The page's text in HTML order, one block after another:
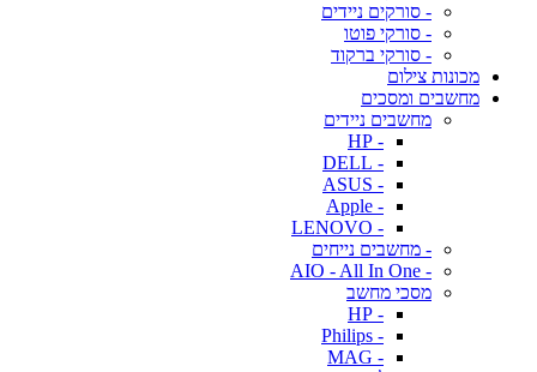
- סורקים ניידים
- סורקי פוטו
- סורקי ברקוד
מכונות צילום
מחשבים ומסכים
מחשבים ניידים
- HP
- DELL
- ASUS
- Apple
- LENOVO
- מחשבים נייחים
- AIO - All In One
מסכי מחשב
- HP
- Philips
- MAG